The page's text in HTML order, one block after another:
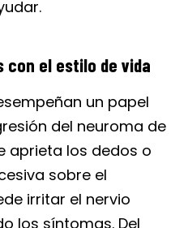
con el estilo de vida
un papel
del neuroma de
aprieta los dedos o
sobre el
irritar el nervio
los síntomas. Del